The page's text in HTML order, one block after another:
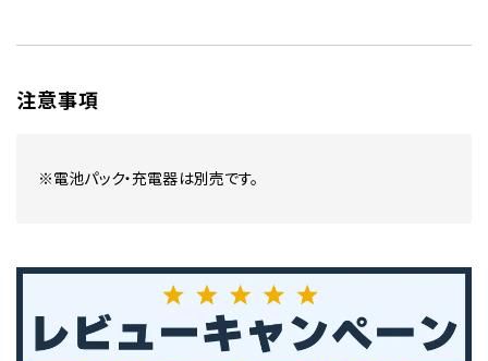
注意事項
※電池パック・充電器は別売です。